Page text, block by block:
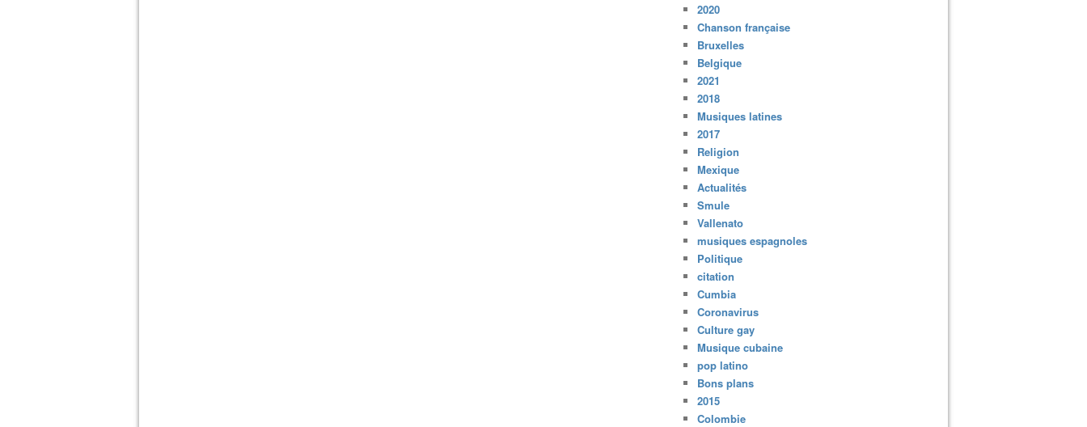
2020
Chanson française
Bruxelles
Belgique
2021
2018
Musiques latines
2017
Religion
Mexique
Actualités
Smule
Vallenato
musiques espagnoles
Politique
citation
Cumbia
Coronavirus
Culture gay
Musique cubaine
pop latino
Bons plans
2015
Colombie